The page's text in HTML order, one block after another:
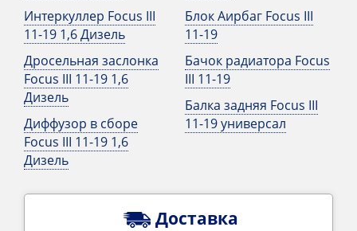
Интеркуллер Focus III
11-19 1,6 Дизель
Дросельная заслонка
Focus III 11-19 1,6
Дизель
Диффузор в сборе
Focus III 11-19 1,6
Дизель
Блок Аирбаг Focus III
11-19
Бачок радиатора Focus
III 11-19
Балка задняя Focus III
11-19 универсал
Доставка